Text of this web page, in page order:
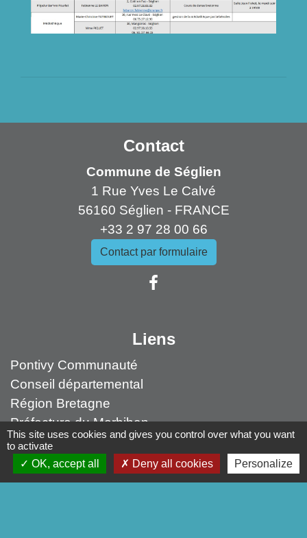
Contact
Commune de Séglien
1 Rue Yves Le Calvé
56160 Séglien - FRANCE
+33 2 97 28 00 66
Contact par formulaire
Liens
Pontivy Communauté
Conseil départemental
Région Bretagne
Préfecture du Morbihan
Mentions légales - Politique de confidentialité -
Accessibilité - Plan du site -
This site uses cookies and gives you control over what you want
to activate
OK, accept all
Deny all cookies Personalize